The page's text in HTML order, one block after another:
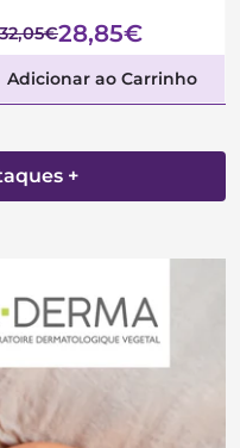
32,05€28,85€
Adicionar ao Carrinho
+